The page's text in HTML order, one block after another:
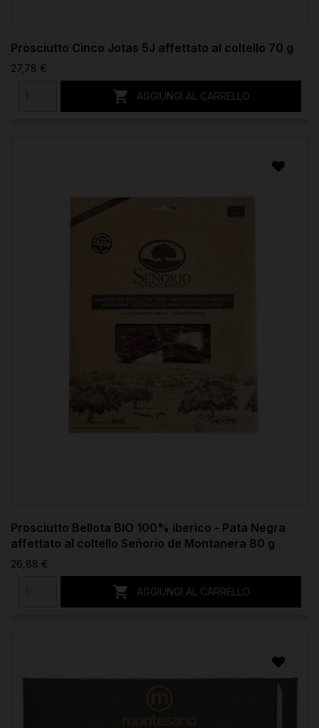
Prosciutto Cinco Jotas 5J affettato al coltello 70 g
27,78 €
 AGGIUNGI AL CARRELLO
Prosciutto Bellota BIO 100% iberico - Pata Negra
affettato al coltello Señorio de Montanera 80 g
26,88 €
 AGGIUNGI AL CARRELLO